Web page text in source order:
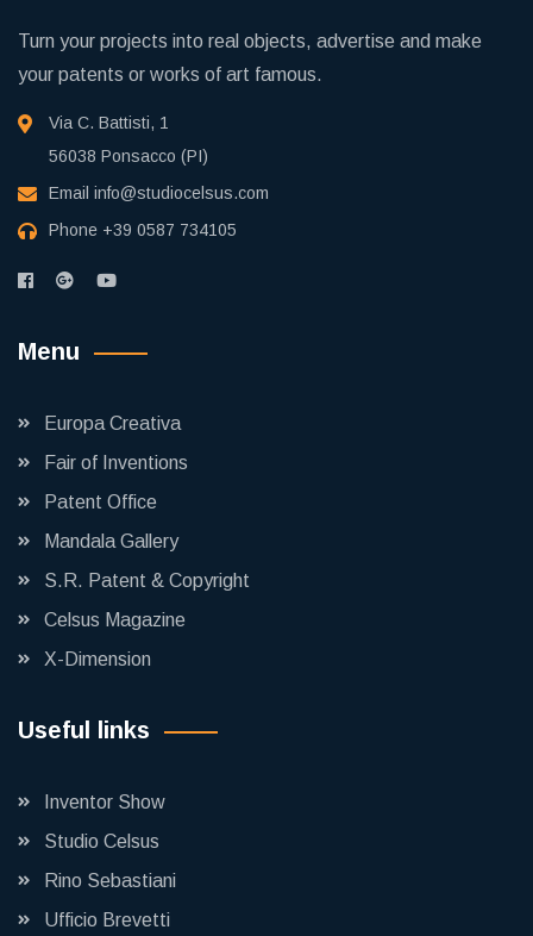
Turn your projects into real objects, advertise and make
your patents or works of art famous.
Via C. Battisti, 1
56038 Ponsacco (PI)
Email info@studiocelsus.com
Phone +39 0587 734105
Menu
Europa Creativa
Fair of Inventions
Patent Office
Mandala Gallery
S.R. Patent & Copyright
Celsus Magazine
X-Dimension
Useful links
Inventor Show
Studio Celsus
Rino Sebastiani
Ufficio Brevetti